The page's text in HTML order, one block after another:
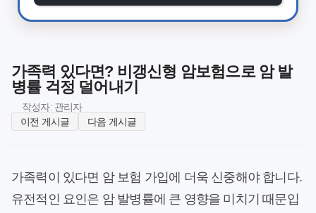
가족력 있다면? 비갱신형 암보험으로 암 발
병률 걱정 덜어내기
작성자: 관리자
이전 게시글
다음 게시글
가족력이 있다면 암 보험 가입에 더욱 신중해야 합니다.
유전적인 요인은 암 발병률에 큰 영향을 미치기 때문입